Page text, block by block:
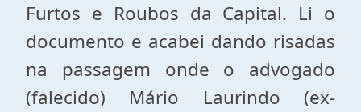
Furtos e Roubos da Capital. Li o
documento e acabei dando risadas
na passagem onde o advogado
(falecido) Mário Laurindo (ex-